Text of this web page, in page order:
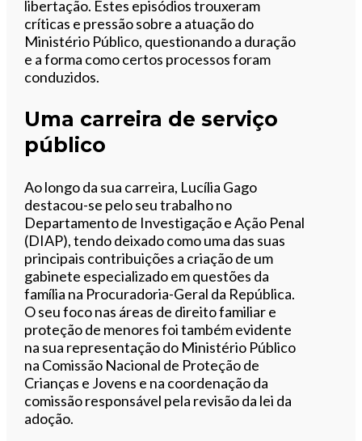
libertação. Estes episódios trouxeram
críticas e pressão sobre a atuação do
Ministério Público, questionando a duração
e a forma como certos processos foram
conduzidos.
Uma carreira de serviço
público
Ao longo da sua carreira, Lucília Gago
destacou-se pelo seu trabalho no
Departamento de Investigação e Ação Penal
(DIAP), tendo deixado como uma das suas
principais contribuições a criação de um
gabinete especializado em questões da
família na Procuradoria-Geral da República.
O seu foco nas áreas de direito familiar e
proteção de menores foi também evidente
na sua representação do Ministério Público
na Comissão Nacional de Proteção de
Crianças e Jovens e na coordenação da
comissão responsável pela revisão da lei da
adoção.